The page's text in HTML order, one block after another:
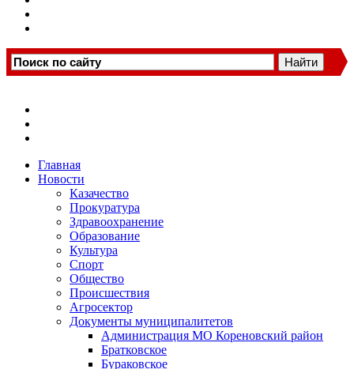
Главная
Новости
Казачество
Прокуратура
Здравоохранение
Образование
Культура
Спорт
Общество
Происшествия
Агросектор
Документы муниципалитетов
Администрация МО Кореновский район
Братковское
Бураковское